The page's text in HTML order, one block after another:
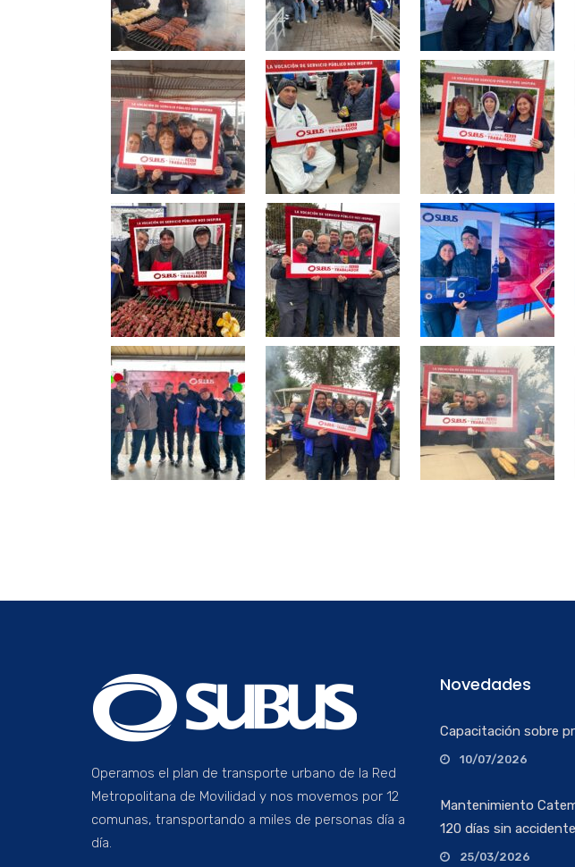
Operamos el plan de transporte urbano de la Red
Metropolitana de Movilidad y nos movemos por 12
comunas, transportando a miles de personas día a
día.
Novedades
Capacitación sobre
10/07/2026
Mantenimiento
120 días sin
25/03/2026